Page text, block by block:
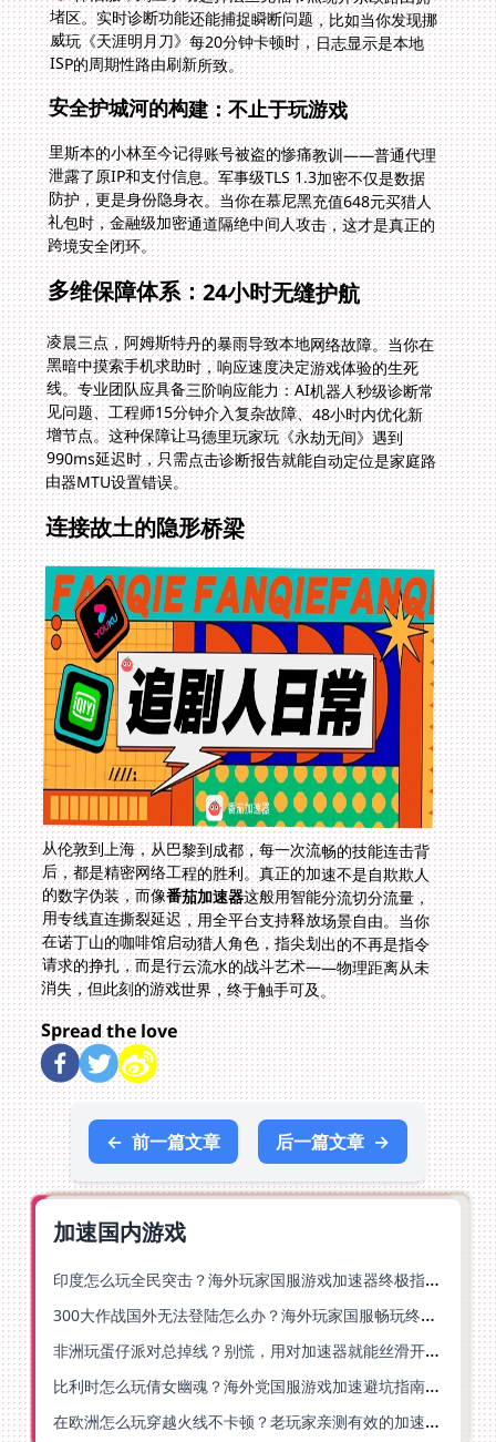
ISP的周期性路由刷新所致。
安全护城河的构建：不止于玩游戏
里斯本的小林至今记得账号被盗的惨痛教训——普通代理
泄露了原IP和支付信息。军事级TLS 1.3加密不仅是数据
防护，更是身份隐身衣。当你在慕尼黑充值648元买猎人
礼包时，金融级加密通道隔绝中间人攻击，这才是真正的
跨境安全闭环。
多维保障体系：24小时无缝护航
凌晨三点，阿姆斯特丹的暴雨导致本地网络故障。当你在
黑暗中摸索手机求助时，响应速度决定游戏体验的生死
线。专业团队应具备三阶响应能力：AI机器人秒级诊断常
见问题、工程师15分钟介入复杂故障、48小时内优化新
增节点。这种保障让马德里玩家玩《永劫无间》遇到
990ms延迟时，只需点击诊断报告就能自动定位是家庭路
由器MTU设置错误。
连接故土的隐形桥梁
从伦敦到上海，从巴黎到成都，每一次流畅的技能连击背
后，都是精密网络工程的胜利。真正的加速不是自欺欺人
的数字伪装，而像番茄加速器这般用智能分流切分流量，
用专线直连撕裂延迟，用全平台支持释放场景自由。当你
在诺丁山的咖啡馆启动猎人角色，指尖划出的不再是指令
请求的挣扎，而是行云流水的战斗艺术——物理距离从未
消失，但此刻的游戏世界，终于触手可及。
Spread the love
← 前一篇文章 后一篇文章 →
加速国内游戏
印度怎么玩全民突击？海外玩家国服游戏加速器终极指南（附原神延迟优化+精灵之境加速器选择）
300大作战国外无法登陆怎么办？海外玩家国服畅玩终极指南（附实测推荐）
非洲玩蛋仔派对总掉线？别慌，用对加速器就能丝滑开跑！
比利时怎么玩倩女幽魂？海外党国服游戏加速避坑指南（附实测推荐）
在欧洲怎么玩穿越火线不卡顿？老玩家亲测有效的加速器选择指南